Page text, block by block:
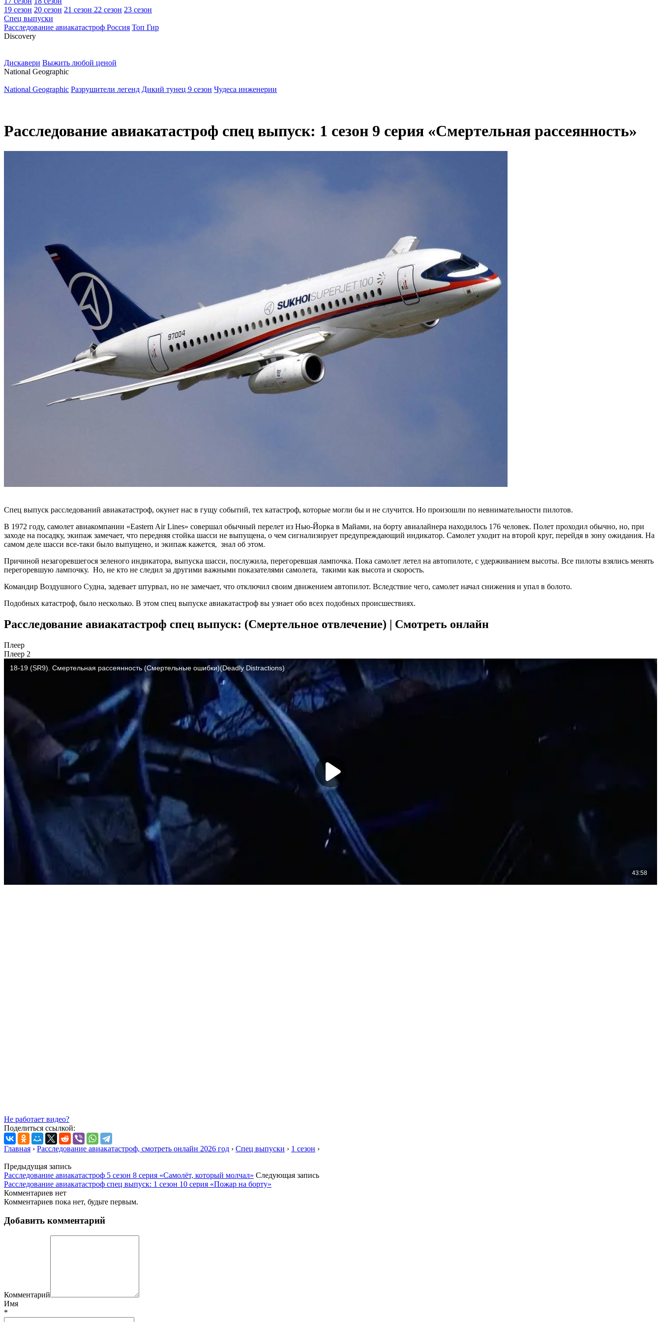
19 сезон 20 сезон 21 сезон 22 сезон 23 сезон
Спец выпуски
Расследование авиакатастроф Россия Топ Гир
Discovery
Дискавери Выжить любой ценой
National Geographic
National Geographic Разрушители легенд Дикий тунец 9 сезон Чудеса инженерии
Расследование авиакатастроф спец выпуск: 1 сезон 9 серия «Смертельная рассеянность»
Спец выпуск расследований авиакатастроф, окунет нас в гущу событий, тех катастроф, которые могли бы и не случится. Но произошли по невнимательности пилотов.
В 1972 году, самолет авиакомпании «Eastern Air Lines» совершал обычный перелет из Нью-Йорка в Майами, на борту авиалайнера находилось 176 человек. Полет проходил обычно, но, при
заходе на посадку, экипаж замечает, что передняя стойка шасси не выпущена, о чем сигнализирует предупреждающий индикатор. Самолет уходит на второй круг, перейдя в зону ожидания. На
самом деле шасси все-таки было выпущено, и экипаж кажется, знал об этом.
Причиной незагоревшегося зеленого индикатора, выпуска шасси, послужила, перегоревшая лампочка. Пока самолет летел на автопилоте, с удерживанием высоты. Все пилоты взялись менять
перегоревшую лампочку. Но, не кто не следил за другими важными показателями самолета, такими как высота и скорость.
Командир Воздушного Судна, задевает штурвал, но не замечает, что отключил своим движением автопилот. Вследствие чего, самолет начал снижения и упал в болото.
Подобных катастроф, было несколько. В этом спец выпуске авиакатастроф вы узнает обо всех подобных происшествиях.
Расследование авиакатастроф спец выпуск: (Смертельное отвлечение) | Смотреть онлайн
Плеер
Плеер 2
Не работает видео?
Поделиться ссылкой:
Главная › Расследование авиакатастроф, смотреть онлайн 2026 год › Спец выпуски › 1 сезон ›
Предыдущая запись
Расследование авиакатастроф 5 сезон 8 серия «Самолёт, который молчал» Следующая запись
Расследование авиакатастроф спец выпуск: 1 сезон 10 серия «Пожар на борту»
Комментариев нет
Комментариев пока нет, будьте первым.
Добавить комментарий
Комментарий
Имя
*